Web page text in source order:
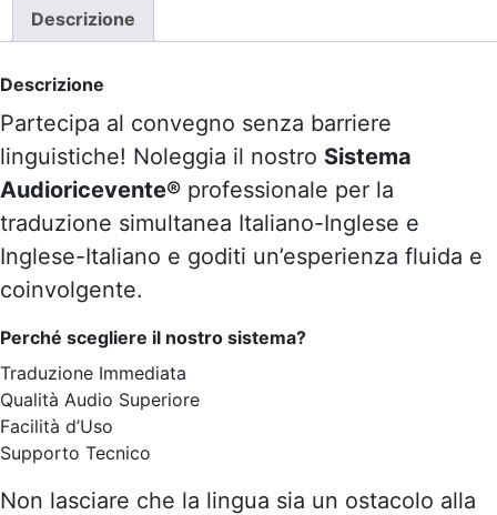
Simultanea
quantità
Descrizione
Descrizione
Partecipa al convegno senza barriere
linguistiche! Noleggia il nostro Sistema
Audioricevente® professionale per la
traduzione simultanea Italiano-Inglese e
Inglese-Italiano e goditi un’esperienza fluida e
coinvolgente.
Perché scegliere il nostro sistema?
Traduzione Immediata
Qualità Audio Superiore
Facilità d’Uso
Supporto Tecnico
Non lasciare che la lingua sia un ostacolo alla